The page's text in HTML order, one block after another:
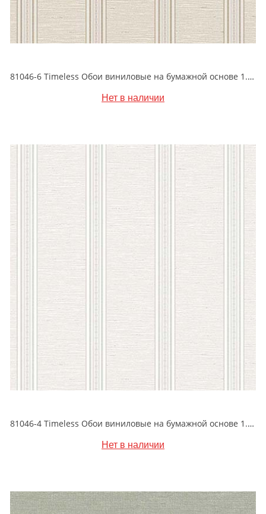
81046-6 Timeless Обои виниловые на бумажной основе 1.06*15.5
Нет в наличии
81046-4 Timeless Обои виниловые на бумажной основе 1.06*15.5
Нет в наличии